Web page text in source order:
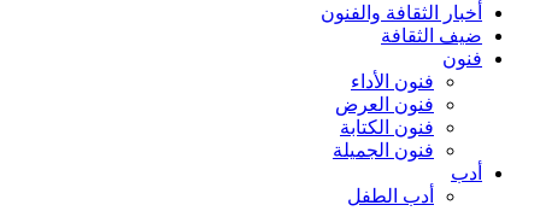
أخبار الثقافة والفنون
ضيف الثقافة
فنون
فنون الأداء
فنون العرض
فنون الكتابة
فنون الجميلة
أدب
أدب الطفل